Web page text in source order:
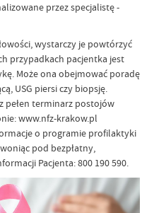
przez specjalistę -
wystarczy je powtórzyć
przypadkach pacjentka jest
Może ona obejmować poradę
USG piersi czy biopsję.
pełen terminarz postojów
www.nfz-krakow.pl
o programie profilaktyki
pod bezpłatny,
Pacjenta: 800 190 590.